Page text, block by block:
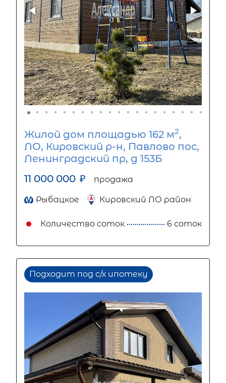
Жилой дом площадью 162 м2,
ЛО, Кировский р-н, Павлово пос,
Ленинградский пр, д 153Б
11 000 000 ₽ продажа
Рыбацкое Кировский ЛО район
Количество соток 6 соток
Подходит под с/х ипотеку